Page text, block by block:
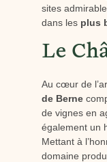
sites
dans les plus
Le
Au cœur de
de Berne
de vignes en
également un
Mettant à
domaine